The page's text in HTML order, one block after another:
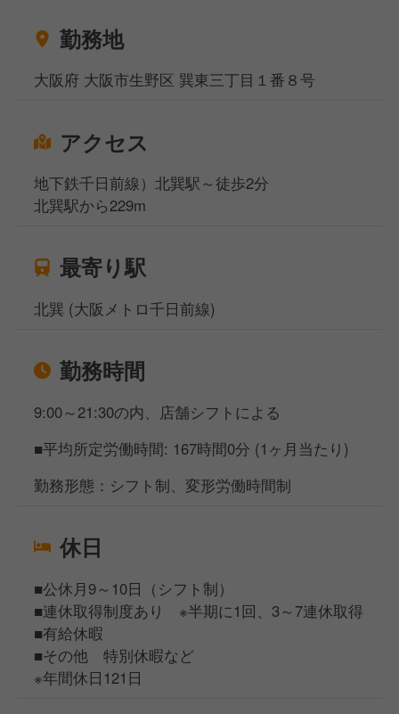
勤務地
大阪府 大阪市生野区 巽東三丁目１番８号
アクセス
地下鉄千日前線）北巽駅～徒歩2分
北巽駅から229m
最寄り駅
北巽 (大阪メトロ千日前線)
勤務時間
9:00～21:30の内、店舗シフトによる
■平均所定労働時間: 167時間0分 (1ヶ月当たり)
勤務形態：シフト制、変形労働時間制
休日
■公休月9～10日（シフト制）
■連休取得制度あり ※半期に1回、3～7連休取得
■有給休暇
■その他 特別休暇など
※年間休日121日